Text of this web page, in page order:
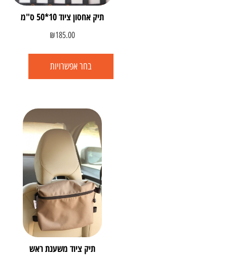
תיק אחסון ציוד 10*50 ס"מ
₪185.00
בחר אפשרויות
תיק ציוד משענת ראש